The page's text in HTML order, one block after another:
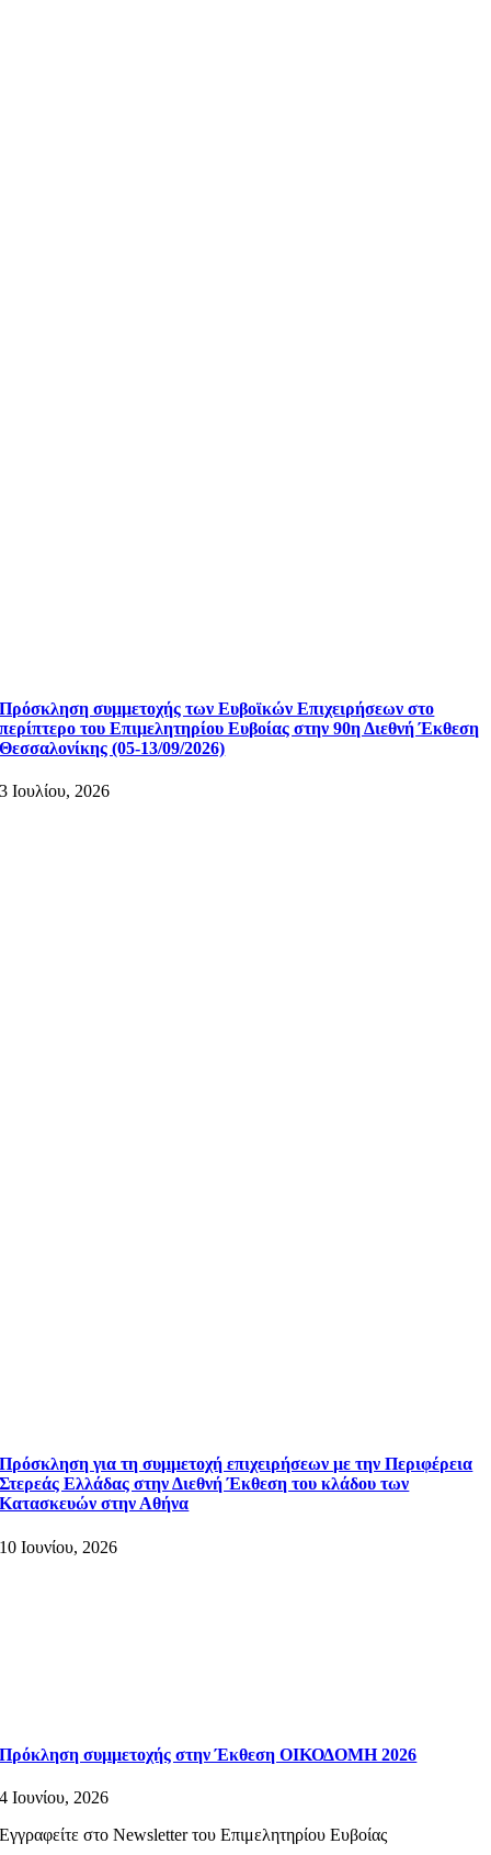
Πρόσκληση συμμετοχής των Ευβοϊκών Επιχειρήσεων στο
περίπτερο του Επιμελητηρίου Ευβοίας στην 90η Διεθνή Έκθεση
Θεσσαλονίκης (05-13/09/2026)
3 Ιουλίου, 2026
Πρόσκληση για τη συμμετοχή επιχειρήσεων με την Περιφέρεια
Στερεάς Ελλάδας στην Διεθνή Έκθεση του κλάδου των
Κατασκευών στην Αθήνα
10 Ιουνίου, 2026
Πρόκληση συμμετοχής στην Έκθεση ΟΙΚΟΔΟΜΗ 2026
4 Ιουνίου, 2026
Εγγραφείτε στο Newsletter του Επιμελητηρίου Ευβοίας